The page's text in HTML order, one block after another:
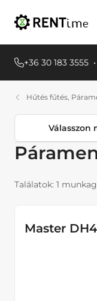
+36 30 183 3555 •
Hűtés fűtés,
Termékkategóriák
Áramfejlesztők
Hűtés fűtés,
Találatok: 1
Master